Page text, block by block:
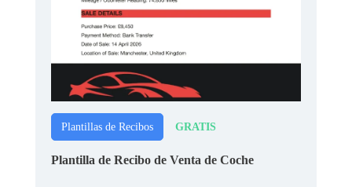
Plantillas de Recibos GRATIS
Plantilla de Recibo de Venta de Coche